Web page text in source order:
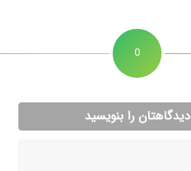
0
دیدگاهتان را بنویسید